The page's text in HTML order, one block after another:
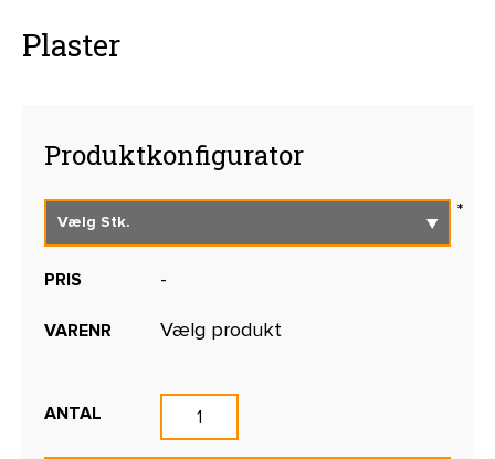
Plaster
Produktkonfigurator
PRIS -
VARENR Vælg produkt
ANTAL